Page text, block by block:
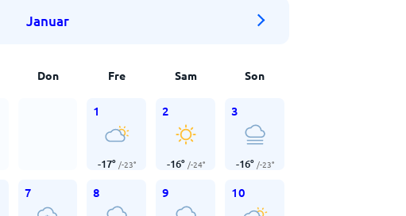
Januar
Don Fre Sam Son
1
-17° /-23°
2
-16° /-24°
3
-16° /-23°
7 8 9 10